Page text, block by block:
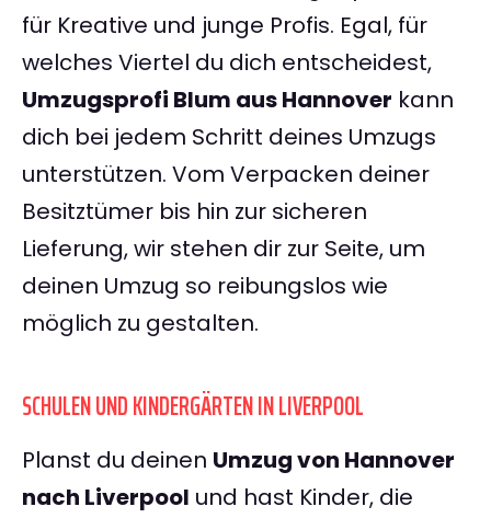
für Kreative und junge Profis. Egal, für
welches Viertel du dich entscheidest,
Umzugsprofi Blum aus Hannover kann
dich bei jedem Schritt deines Umzugs
unterstützen. Vom Verpacken deiner
Besitztümer bis hin zur sicheren
Lieferung, wir stehen dir zur Seite, um
deinen Umzug so reibungslos wie
möglich zu gestalten.
SCHULEN UND KINDERGÄRTEN IN LIVERPOOL
Planst du deinen Umzug von Hannover
nach Liverpool und hast Kinder, die